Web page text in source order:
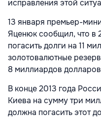
исправления этой
13 января премьер-
Яценюк сообщил, что в
погасить долги на 11
золотовалютные
8 миллиардов
В конце 2013 года
Киева на сумму три
должна погасить этот